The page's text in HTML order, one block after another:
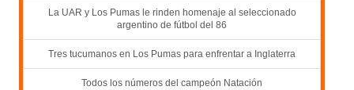
La UAR y Los Pumas le rinden homenaje al seleccionado
argentino de fútbol del 86
Tres tucumanos en Los Pumas para enfrentar a Inglaterra
Todos los números del campeón Natación